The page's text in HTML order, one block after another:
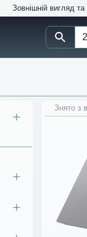
Зовнішній вигляд
Знято з